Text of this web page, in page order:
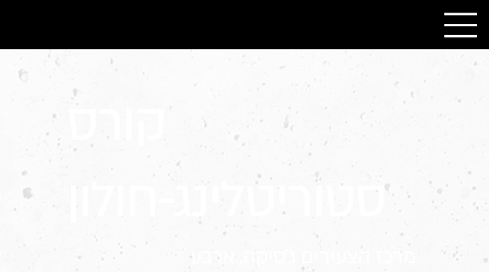
קורס
סטוריטלינג-חולון
מרכז הצעירים ג׳סיקה, ארבע